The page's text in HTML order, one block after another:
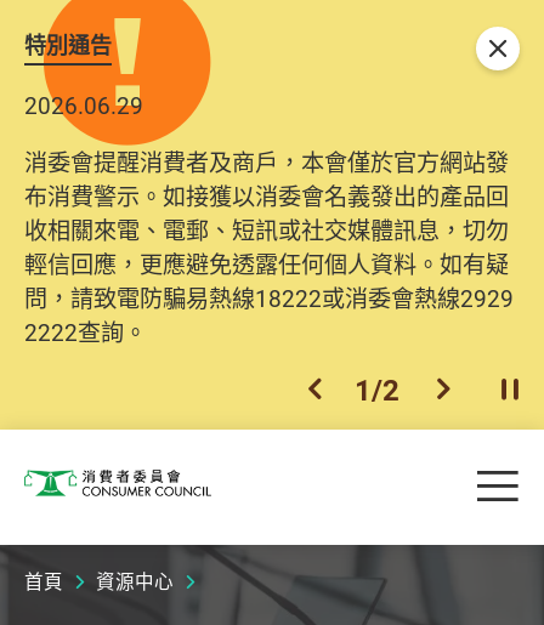
特別通告
2026.06.29
消委會提醒消費者及商戶，本會僅於官方網站發
布消費警示。如接獲以消委會名義發出的產品回
收相關來電、電郵、短訊或社交媒體訊息，切勿
輕信回應，更應避免透露任何個人資料。如有疑
問，請致電防騙易熱線18222或消委會熱線2929
2222查詢。
上一個
1/2 下一個開
關閉
消費者委員會 目
首頁 資源中心